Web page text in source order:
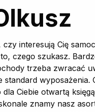
interesują Cię
czego szukasz.
trzeba zwracać
wyposażenia.
Ciebie otwartą
znamy nasz